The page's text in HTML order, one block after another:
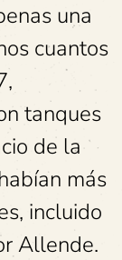
una
cuantos
tanques
de la
más
incluido
Allende.